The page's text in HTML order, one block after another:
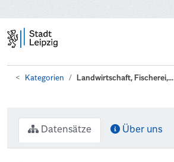
Kategorien Landwirtschaft, Fischerei,...
Datensätze Über uns